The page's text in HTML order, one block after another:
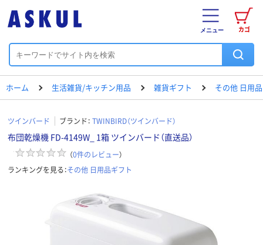
カゴ
メニュー
ホーム 生活雑貨/キッチン用品 雑貨ギフト その他 日用
ツインバード ブランド： TWINBIRD（ツインバード）
布団乾燥機 FD-4149W_ 1箱 ツインバード（直送品）
（0件のレビュー）
ランキングを見る：その他 日用品ギフト